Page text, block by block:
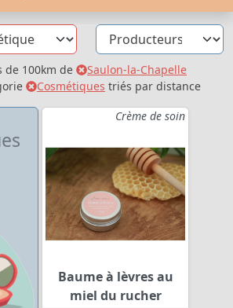
de 100km de
Saulon-la-Chapelle
Cosmétiques triés par distance
Crème de soin
Baume à lèvres au
miel du rucher